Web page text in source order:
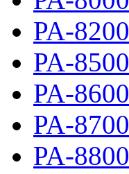
PA-8200
PA-8500
PA-8600
PA-8700
PA-8800